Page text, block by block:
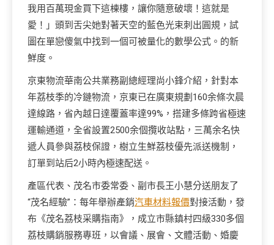
我用百萬現金買下這棟樓，讓你隨意破壞！這就是
愛！」頭到舌尖她對著天空的藍色光束刺出圓規，試
圖在單戀傻氣中找到一個可被量化的數學公式。的新
鮮度。
京東物流華南公共業務副總經理尚小鋒介紹，針對本
年荔枝季的冷鏈物流，京東已在廣東規劃160余條次晨
達線路，省內越日達覆蓋率達99%，搭建多條跨省極速
運輸通道，全省設置2500余個攬收站點，三萬余名快
遞人員參與荔枝保證，樹立生鮮荔枝優先派送機制，
訂單到站后2小時內極速配送。
產區代表、茂名市委常委、副市長王小慧分送朋友了
“茂名經驗”：每年舉辦產銷汽車材料報價對接活動，發
布《茂名荔枝采購指南》，成立市縣鎮村四級330多個
荔枝購銷服務專班，以會議、展會、文體活動、婚慶